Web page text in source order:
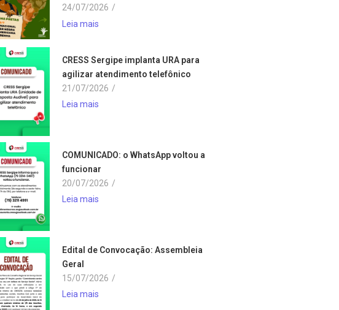
24/07/2026 /
Leia mais
CRESS Sergipe implanta URA para
agilizar atendimento telefônico
21/07/2026 /
Leia mais
COMUNICADO: o WhatsApp voltou a
funcionar
20/07/2026 /
Leia mais
Edital de Convocação: Assembleia
Geral
15/07/2026 /
Leia mais